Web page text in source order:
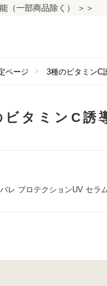
一部商品除く） ＞＞
ページ 3種のビタミンC
ビタミンC誘
バレ プロテクションUV セラ